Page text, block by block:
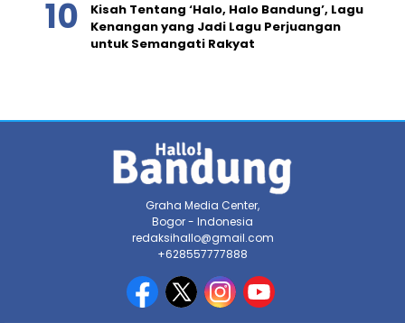
Kisah Tentang ‘Halo, Halo Bandung’, Lagu
Kenangan yang Jadi Lagu Perjuangan
untuk Semangati Rakyat
Graha Media Center,
Bogor - Indonesia
redaksihallo@gmail.com
+628557777888